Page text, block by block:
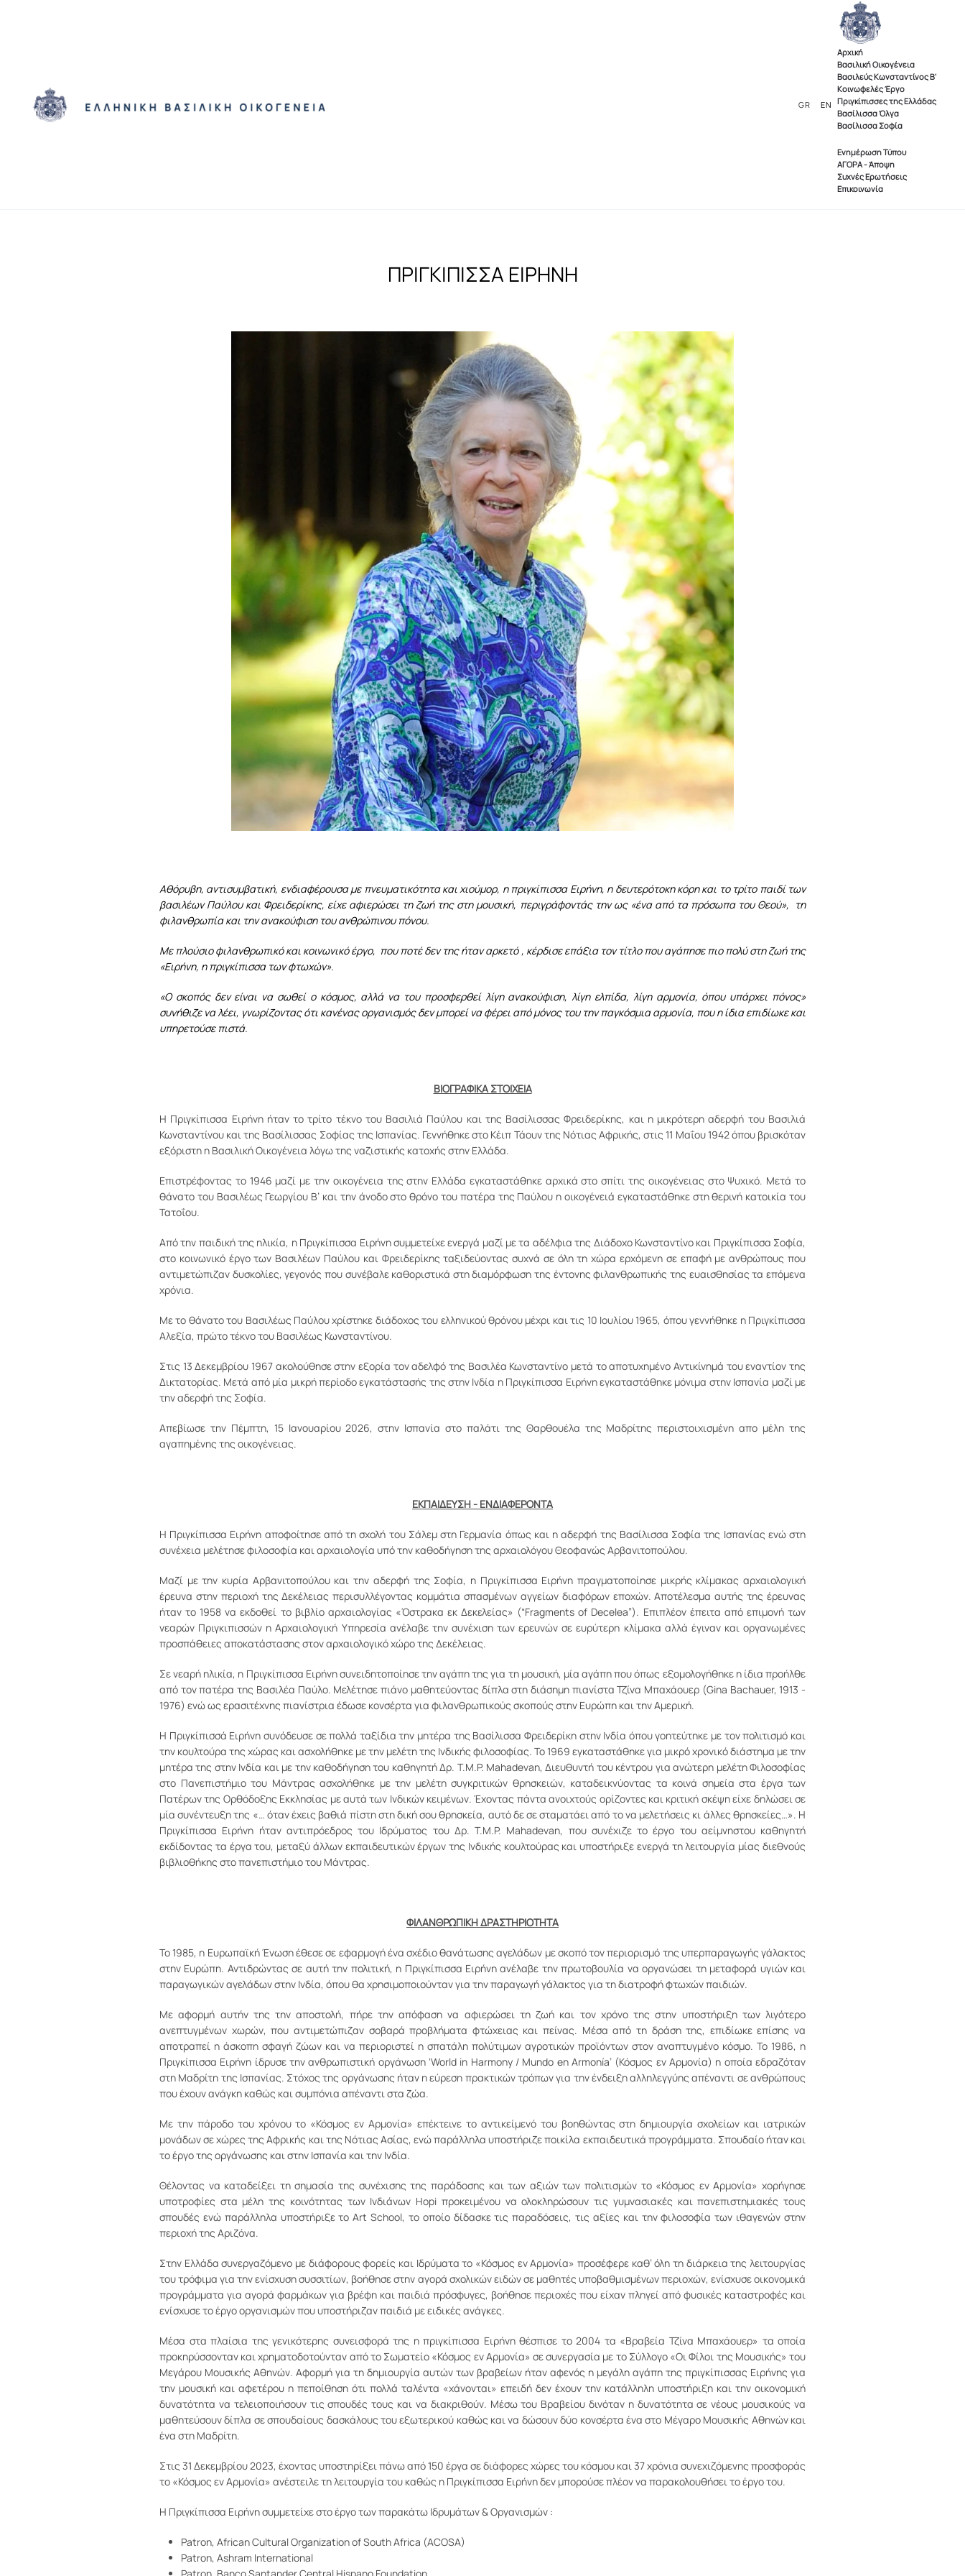
GR EN
Αρχική
Βασιλική Οικογένεια
Βασιλεύς Κωνσταντίνος Β'
Κοινωφελές Έργο
Πριγκίπισσες της Ελλάδας
Βασίλισσα Όλγα
Βασίλισσα Σοφία
Ενημέρωση Τύπου
ΑΓΟΡΑ - Άποψη
Συχνές Ερωτήσεις
Επικοινωνία
ΠΡΙΓΚΙΠΙΣΣΑ ΕΙΡΗΝΗ
Αθόρυβη, αντισυμβατική, ενδιαφέρουσα με πνευματικότητα και χιούμορ, η πριγκίπισσα Ειρήνη, η δευτερότοκη κόρη και το τρίτο παιδί των
βασιλέων Παύλου και Φρειδερίκης, είχε αφιερώσει τη ζωή της στη μουσική, περιγράφοντάς την ως «ένα από τα πρόσωπα του Θεού», τη
φιλανθρωπία και την ανακούφιση του ανθρώπινου πόνου.
Με πλούσιο φιλανθρωπικό και κοινωνικό έργο, που ποτέ δεν της ήταν αρκετό , κέρδισε επάξια τον τίτλο που αγάπησε πιο πολύ στη ζωή της
«Ειρήνη, η πριγκίπισσα των φτωχών».
«Ο σκοπός δεν είναι να σωθεί ο κόσμος, αλλά να του προσφερθεί λίγη ανακούφιση, λίγη ελπίδα, λίγη αρμονία, όπου υπάρχει πόνος»
συνήθιζε να λέει, γνωρίζοντας ότι κανένας οργανισμός δεν μπορεί να φέρει από μόνος του την παγκόσμια αρμονία, που η ίδια επιδίωκε και
υπηρετούσε πιστά.
ΒΙΟΓΡΑΦΙΚΑ ΣΤΟΙΧΕΙΑ
Η Πριγκίπισσα Ειρήνη ήταν το τρίτο τέκνο του Βασιλιά Παύλου και της Βασίλισσας Φρειδερίκης, και η μικρότερη αδερφή του Βασιλιά
Κωνσταντίνου και της Βασίλισσας Σοφίας της Ισπανίας. Γεννήθηκε στο Κέιπ Τάουν της Νότιας Αφρικής, στις 11 Μαΐου 1942 όπου βρισκόταν
εξόριστη η Βασιλική Οικογένεια λόγω της ναζιστικής κατοχής στην Ελλάδα.
Επιστρέφοντας το 1946 μαζί με την οικογένεια της στην Ελλάδα εγκαταστάθηκε αρχικά στο σπίτι της οικογένειας στο Ψυχικό. Μετά το
θάνατο του Βασιλέως Γεωργίου Β’ και την άνοδο στο θρόνο του πατέρα της Παύλου η οικογένειά εγκαταστάθηκε στη θερινή κατοικία του
Τατοΐου.
Από την παιδική της ηλικία, η Πριγκίπισσα Ειρήνη συμμετείχε ενεργά μαζί με τα αδέλφια της Διάδοχο Κωνσταντίνο και Πριγκίπισσα Σοφία,
στο κοινωνικό έργο των Βασιλέων Παύλου και Φρειδερίκης ταξιδεύοντας συχνά σε όλη τη χώρα ερχόμενη σε επαφή με ανθρώπους που
αντιμετώπιζαν δυσκολίες, γεγονός που συνέβαλε καθοριστικά στη διαμόρφωση της έντονης φιλανθρωπικής της ευαισθησίας τα επόμενα
χρόνια.
Με το θάνατο του Βασιλέως Παύλου χρίστηκε διάδοχος του ελληνικού θρόνου μέχρι και τις 10 Ιουλίου 1965, όπου γεννήθηκε η Πριγκίπισσα
Αλεξία, πρώτο τέκνο του Βασιλέως Κωνσταντίνου.
Στις 13 Δεκεμβρίου 1967 ακολούθησε στην εξορία τον αδελφό της Βασιλέα Κωνσταντίνο μετά το αποτυχημένο Αντικίνημά του εναντίον της
Δικτατορίας. Μετά από μία μικρή περίοδο εγκατάστασής της στην Ινδία η Πριγκίπισσα Ειρήνη εγκαταστάθηκε μόνιμα στην Ισπανία μαζί με
την αδερφή της Σοφία.
Aπεβίωσε την Πέμπτη, 15 Ιανουαρίου 2026, στην Ισπανία στο παλάτι της Θαρθουέλα της Μαδρίτης περιστοιχισμένη απο μέλη της
αγαπημένης της οικογένειας.
ΕΚΠΑΙΔΕΥΣΗ - ΕΝΔΙΑΦΕΡΟΝΤΑ
Η Πριγκίπισσα Ειρήνη αποφοίτησε από τη σχολή του Σάλεμ στη Γερμανία όπως και η αδερφή της Βασίλισσα Σοφία της Ισπανίας ενώ στη
συνέχεια μελέτησε φιλοσοφία και αρχαιολογία υπό την καθοδήγηση της αρχαιολόγου Θεοφανώς Αρβανιτοπούλου.
Μαζί με την κυρία Αρβανιτοπούλου και την αδερφή της Σοφία, η Πριγκίπισσα Ειρήνη πραγματοποίησε μικρής κλίμακας αρχαιολογική
έρευνα στην περιοχή της Δεκέλειας περισυλλέγοντας κομμάτια σπασμένων αγγείων διαφόρων εποχών. Αποτέλεσμα αυτής της έρευνας
ήταν το 1958 να εκδοθεί το βιβλίο αρχαιολογίας «Όστρακα εκ Δεκελείας» (“Fragments of Decelea”). Επιπλέον έπειτα από επιμονή των
νεαρών Πριγκιπισσών η Αρχαιολογική Υπηρεσία ανέλαβε την συνέχιση των ερευνών σε ευρύτερη κλίμακα αλλά έγιναν και οργανωμένες
προσπάθειες αποκατάστασης στον αρχαιολογικό χώρο της Δεκέλειας.
Σε νεαρή ηλικία, η Πριγκίπισσα Ειρήνη συνειδητοποίησε την αγάπη της για τη μουσική, μία αγάπη που όπως εξομολογήθηκε η ίδια προήλθε
από τον πατέρα της Βασιλέα Παύλο. Μελέτησε πιάνο μαθητεύοντας δίπλα στη διάσημη πιανίστα Τζίνα Μπαχάουερ (Gina Bachauer, 1913 -
1976) ενώ ως ερασιτέχνης πιανίστρια έδωσε κονσέρτα για φιλανθρωπικούς σκοπούς στην Ευρώπη και την Αμερική.
H Πριγκίπισσά Ειρήνη συνόδευσε σε πολλά ταξίδια την μητέρα της Βασίλισσα Φρειδερίκη στην Ινδία όπου γοητεύτηκε με τον πολιτισμό και
την κουλτούρα της χώρας και ασχολήθηκε με την μελέτη της Ινδικής φιλοσοφίας. Το 1969 εγκαταστάθηκε για μικρό χρονικό διάστημα με την
μητέρα της στην Ινδία και με την καθοδήγηση του καθηγητή Δρ. T.M.P. Mahadevan, Διευθυντή του κέντρου για ανώτερη μελέτη Φιλοσοφίας
στο Πανεπιστήμιο του Μάντρας ασχολήθηκε με την μελέτη συγκριτικών θρησκειών, καταδεικνύοντας τα κοινά σημεία στα έργα των
Πατέρων της Ορθόδοξης Εκκλησίας με αυτά των Ινδικών κειμένων. Έχοντας πάντα ανοιχτούς ορίζοντες και κριτική σκέψη είχε δηλώσει σε
μία συνέντευξη της «… όταν έχεις βαθιά πίστη στη δική σου θρησκεία, αυτό δε σε σταματάει από το να μελετήσεις κι άλλες θρησκείες…». Η
Πριγκίπισσα Ειρήνη ήταν αντιπρόεδρος του Ιδρύματος του Δρ. T.M.P. Mahadevan, που συνέχιζε το έργο του αείμνηστου καθηγητή
εκδίδοντας τα έργα του, μεταξύ άλλων εκπαιδευτικών έργων της Ινδικής κουλτούρας και υποστήριξε ενεργά τη λειτουργία μίας διεθνούς
βιβλιοθήκης στο πανεπιστήμιο του Μάντρας.
ΦΙΛΑΝΘΡΩΠΙΚΗ ΔΡΑΣΤΗΡΙΟΤΗΤΑ
Το 1985, η Ευρωπαϊκή Ένωση έθεσε σε εφαρμογή ένα σχέδιο θανάτωσης αγελάδων με σκοπό τον περιορισμό της υπερπαραγωγής γάλακτος
στην Ευρώπη. Αντιδρώντας σε αυτή την πολιτική, η Πριγκίπισσα Ειρήνη ανέλαβε την πρωτοβουλία να οργανώσει τη μεταφορά υγιών και
παραγωγικών αγελάδων στην Ινδία, όπου θα χρησιμοποιούνταν για την παραγωγή γάλακτος για τη διατροφή φτωχών παιδιών.
Με αφορμή αυτήν της την αποστολή, πήρε την απόφαση να αφιερώσει τη ζωή και τον χρόνο της στην υποστήριξη των λιγότερο
ανεπτυγμένων χωρών, που αντιμετώπιζαν σοβαρά προβλήματα φτώχειας και πείνας. Μέσα από τη δράση της, επιδίωκε επίσης να
αποτραπεί η άσκοπη σφαγή ζώων και να περιοριστεί η σπατάλη πολύτιμων αγροτικών προϊόντων στον αναπτυγμένο κόσμο. Το 1986, η
Πριγκίπισσα Ειρήνη ίδρυσε την ανθρωπιστική οργάνωση ‘World in Harmony / Mundo en Armonía’ (Κόσμος εν Αρμονία) η οποία εδραζόταν
στη Μαδρίτη της Ισπανίας. Στόχος της οργάνωσης ήταν η εύρεση πρακτικών τρόπων για την ένδειξη αλληλεγγύης απέναντι σε ανθρώπους
που έχουν ανάγκη καθώς και συμπόνια απέναντι στα ζώα.
Με την πάροδο του χρόνου το «Κόσμος εν Αρμονία» επέκτεινε το αντικείμενό του βοηθώντας στη δημιουργία σχολείων και ιατρικών
μονάδων σε χώρες της Αφρικής και της Νότιας Ασίας, ενώ παράλληλα υποστήριζε ποικίλα εκπαιδευτικά προγράμματα. Σπουδαίο ήταν και
το έργο της οργάνωσης και στην Ισπανία και την Ινδία.
Θέλοντας να καταδείξει τη σημασία της συνέχισης της παράδοσης και των αξιών των πολιτισμών το «Κόσμος εν Αρμονία» χορήγησε
υποτροφίες στα μέλη της κοινότητας των Ινδιάνων Hopi προκειμένου να ολοκληρώσουν τις γυμνασιακές και πανεπιστημιακές τους
σπουδές ενώ παράλληλα υποστήριξε το Art School, το οποίο δίδασκε τις παραδόσεις, τις αξίες και την φιλοσοφία των ιθαγενών στην
περιοχή της Αριζόνα.
Στην Ελλάδα συνεργαζόμενο με διάφορους φορείς και Ιδρύματα το «Κόσμος εν Αρμονία» προσέφερε καθ’ όλη τη διάρκεια της λειτουργίας
του τρόφιμα για την ενίσχυση συσσιτίων, βοήθησε στην αγορά σχολικών ειδών σε μαθητές υποβαθμισμένων περιοχών, ενίσχυσε οικονομικά
προγράμματα για αγορά φαρμάκων για βρέφη και παιδιά πρόσφυγες, βοήθησε περιοχές που είχαν πληγεί από φυσικές καταστροφές και
ενίσχυσε το έργο οργανισμών που υποστήριζαν παιδιά με ειδικές ανάγκες.
Μέσα στα πλαίσια της γενικότερης συνεισφορά της η πριγκίπισσα Ειρήνη θέσπισε το 2004 τα «Βραβεία Τζίνα Μπαχάουερ» τα οποία
προκηρύσσονταν και χρηματοδοτούνταν από το Σωματείο «Κόσμος εν Αρμονία» σε συνεργασία με το Σύλλογο «Οι Φίλοι της Μουσικής» του
Μεγάρου Μουσικής Αθηνών. Αφορμή για τη δημιουργία αυτών των βραβείων ήταν αφενός η μεγάλη αγάπη της πριγκίπισσας Ειρήνης για
την μουσική και αφετέρου η πεποίθηση ότι πολλά ταλέντα «χάνονται» επειδή δεν έχουν την κατάλληλη υποστήριξη και την οικονομική
δυνατότητα να τελειοποιήσουν τις σπουδές τους και να διακριθούν. Μέσω του Βραβείου δινόταν η δυνατότητα σε νέους μουσικούς να
μαθητεύσουν δίπλα σε σπουδαίους δασκάλους του εξωτερικού καθώς και να δώσουν δύο κονσέρτα ένα στο Μέγαρο Μουσικής Αθηνών και
ένα στη Μαδρίτη.
Στις 31 Δεκεμβρίου 2023, έχοντας υποστηρίξει πάνω από 150 έργα σε διάφορες χώρες του κόσμου και 37 χρόνια συνεχιζόμενης προσφοράς
το «Κόσμος εν Αρμονία» ανέστειλε τη λειτουργία του καθώς η Πριγκίπισσα Ειρήνη δεν μπορούσε πλέον να παρακολουθήσει το έργο του.
Η Πριγκίπισσα Ειρήνη συμμετείχε στο έργο των παρακάτω Ιδρυμάτων & Οργανισμών :
Patron, African Cultural Organization of South Africa (ACOSA)
Patron, Ashram International